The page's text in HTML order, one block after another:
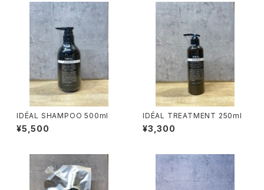
IDÉAL SHAMPOO 500ml
¥5,500
IDÉAL TREATMENT 250ml
¥3,300